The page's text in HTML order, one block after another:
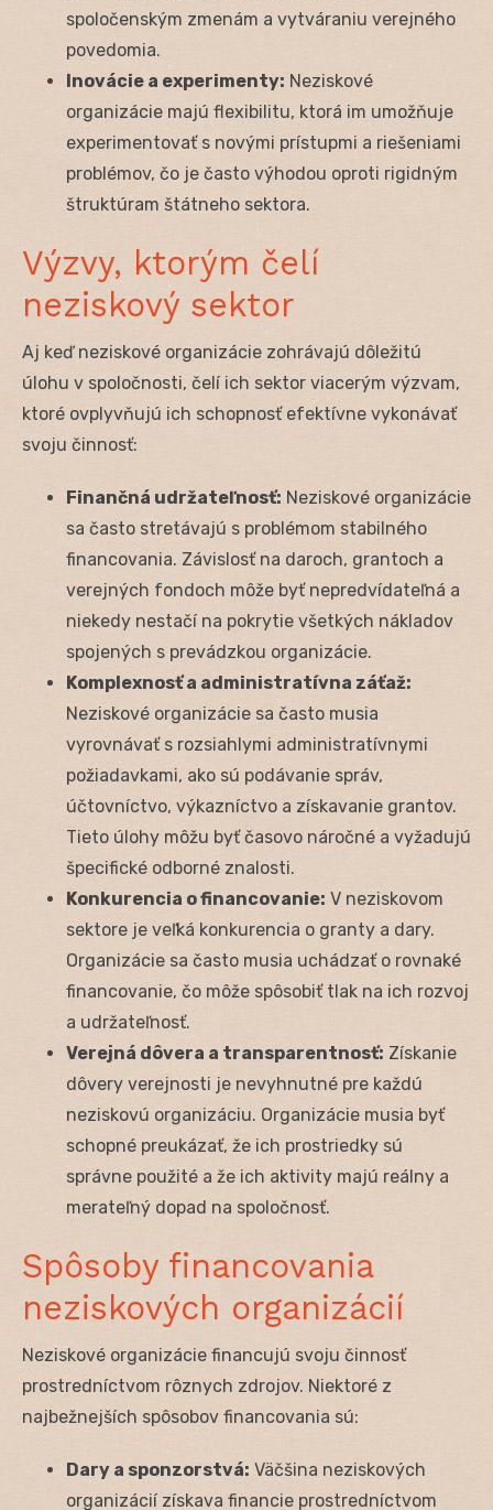
spoločenským zmenám a vytváraniu verejného
povedomia.
Inovácie a experimenty: Neziskové
organizácie majú flexibilitu, ktorá im umožňuje
experimentovať s novými prístupmi a riešeniami
problémov, čo je často výhodou oproti rigidným
štruktúram štátneho sektora.
Výzvy, ktorým čelí
neziskový sektor
Aj keď neziskové organizácie zohrávajú dôležitú
úlohu v spoločnosti, čelí ich sektor viacerým výzvam,
ktoré ovplyvňujú ich schopnosť efektívne vykonávať
svoju činnosť:
Finančná udržateľnosť: Neziskové organizácie
sa často stretávajú s problémom stabilného
financovania. Závislosť na daroch, grantoch a
verejných fondoch môže byť nepredvídateľná a
niekedy nestačí na pokrytie všetkých nákladov
spojených s prevádzkou organizácie.
Komplexnosť a administratívna záťaž:
Neziskové organizácie sa často musia
vyrovnávať s rozsiahlymi administratívnymi
požiadavkami, ako sú podávanie správ,
účtovníctvo, výkazníctvo a získavanie grantov.
Tieto úlohy môžu byť časovo náročné a vyžadujú
špecifické odborné znalosti.
Konkurencia o financovanie: V neziskovom
sektore je veľká konkurencia o granty a dary.
Organizácie sa často musia uchádzať o rovnaké
financovanie, čo môže spôsobiť tlak na ich rozvoj
a udržateľnosť.
Verejná dôvera a transparentnosť: Získanie
dôvery verejnosti je nevyhnutné pre každú
neziskovú organizáciu. Organizácie musia byť
schopné preukázať, že ich prostriedky sú
správne použité a že ich aktivity majú reálny a
merateľný dopad na spoločnosť.
Spôsoby financovania
neziskových organizácií
Neziskové organizácie financujú svoju činnosť
prostredníctvom rôznych zdrojov. Niektoré z
najbežnejších spôsobov financovania sú:
Dary a sponzorstvá: Väčšina neziskových
organizácií získava financie prostredníctvom